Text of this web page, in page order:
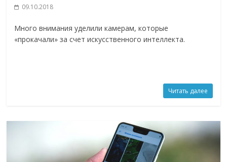
09.10.2018
Много внимания уделили камерам, которые
«прокачали» за счет искусственного интеллекта.
Читать далее